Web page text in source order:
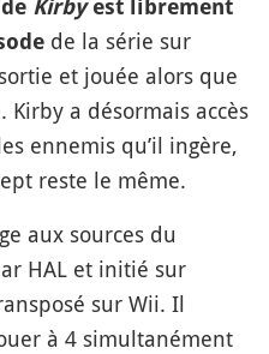
Kirbyest librement
de la série sur
et jouée alors que
Kirby a désormais accès
ennemis qu’il ingère,
reste le même.
aux sources du
HAL et initié sur
sur Wii. Il
à 4 simultanément